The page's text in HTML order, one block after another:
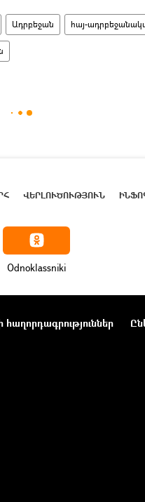
Ադրբեջան հայ-
ՎԵՐԼՈՒԾՈՒԹՅՈՒՆ
Odnoklassniki
հաղորդագրություններ